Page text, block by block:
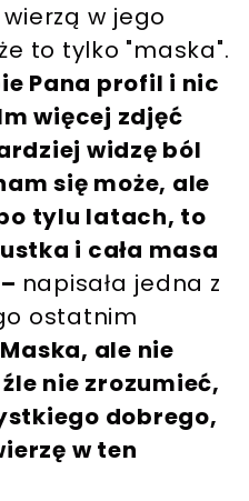
w jego
to tylko "maska".
Pana profil i nic
więcej zdjęć
widzę ból
się może, ale
tylu latach, to
i cała masa
napisała jedna z
ostatnim
ale nie
nie zrozumieć,
dobrego,
w ten